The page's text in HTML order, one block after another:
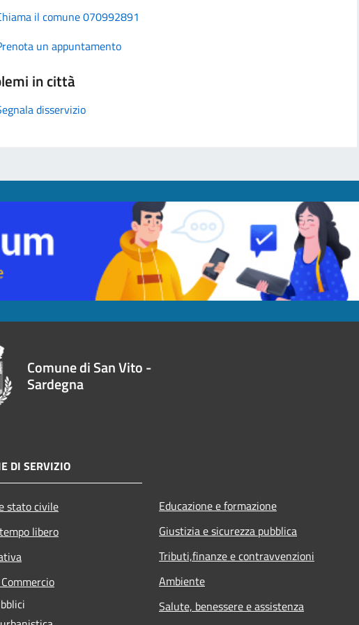
il comune 070992891
un appuntamento
in città
disservizio
Comune di San Vito -
Sardegna
DI SERVIZIO
stato civile
libero
Educazione e formazione
Giustizia e sicurezza pubblica
Tributi,finanze e contravvenzioni
Ambiente
Salute, benessere e assistenza